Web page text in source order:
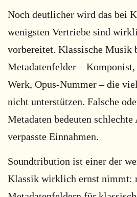
Noch deutlicher wird das bei
wenigsten Vertriebe sind
vorbereitet. Klassische Musik
Metadatenfelder –
Werk, Opus-Nummer – die
nicht unterstützen. Falsche
Metadaten bedeuten
verpasste Einnahmen.
Soundtribution ist einer der
Klassik wirklich ernst nimmt: